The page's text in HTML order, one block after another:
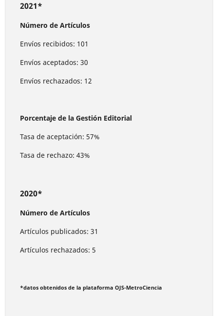
2021*
Número de Artículos
Envíos recibidos: 101
Envíos aceptados: 30
Envíos rechazados: 12
Porcentaje de la Gestión Editorial
Tasa de aceptación: 57%
Tasa de rechazo: 43%
2020*
Número de Artículos
Artículos publicados: 31
Artículos rechazados: 5
*datos obtenidos de la plataforma OJS-MetroCiencia